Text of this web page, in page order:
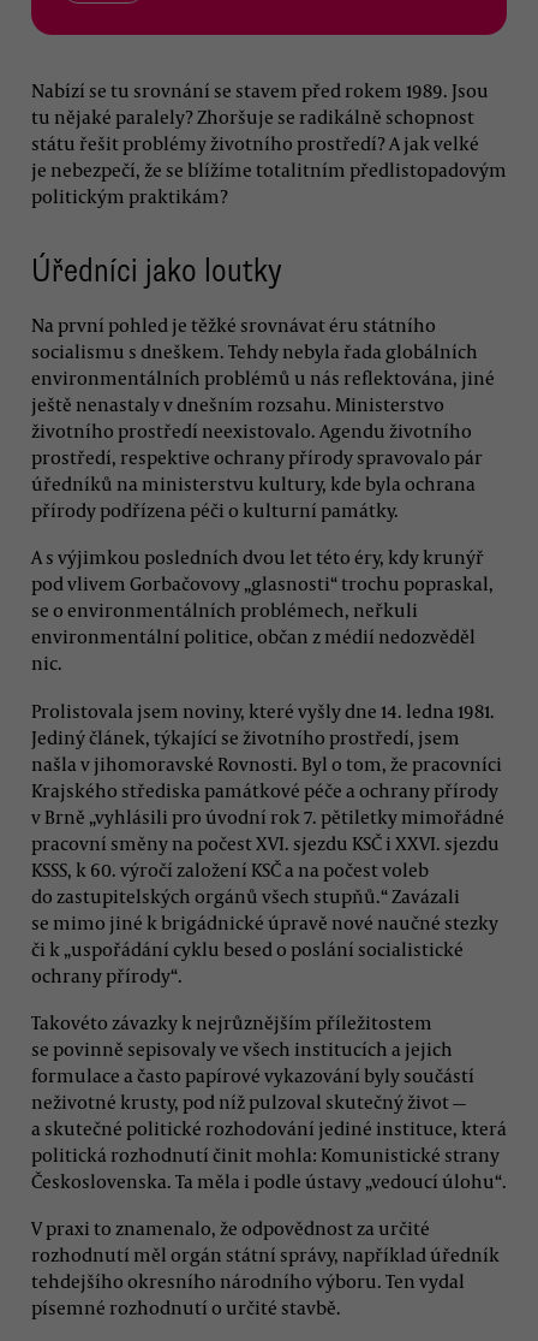
Nabízí se tu srovnání se stavem před rokem 1989. Jsou
tu nějaké paralely? Zhoršuje se radikálně schopnost
státu řešit problémy životního prostředí? A jak velké
je nebezpečí, že se blížíme totalitním předlistopadovým
politickým praktikám?
Úředníci jako loutky
Na první pohled je těžké srovnávat éru státního
socialismu s dneškem. Tehdy nebyla řada globálních
environmentálních problémů u nás reflektována, jiné
ještě nenastaly v dnešním rozsahu. Ministerstvo
životního prostředí neexistovalo. Agendu životního
prostředí, respektive ochrany přírody spravovalo pár
úředníků na ministerstvu kultury, kde byla ochrana
přírody podřízena péči o kulturní památky.
A s výjimkou posledních dvou let této éry, kdy krunýř
pod vlivem Gorbačovovy „glasnosti“ trochu popraskal,
se o environmentálních problémech, neřkuli
environmentální politice, občan z médií nedozvěděl
nic.
Prolistovala jsem noviny, které vyšly dne 14. ledna 1981.
Jediný článek, týkající se životního prostředí, jsem
našla v jihomoravské Rovnosti. Byl o tom, že pracovníci
Krajského střediska památkové péče a ochrany přírody
v Brně „vyhlásili pro úvodní rok 7. pětiletky mimořádné
pracovní směny na počest XVI. sjezdu KSČ i XXVI. sjezdu
KSSS, k 60. výročí založení KSČ a na počest voleb
do zastupitelských orgánů všech stupňů.“ Zavázali
se mimo jiné k brigádnické úpravě nové naučné stezky
či k „uspořádání cyklu besed o poslání socialistické
ochrany přírody“.
Takovéto závazky k nejrůznějším příležitostem
se povinně sepisovaly ve všech institucích a jejich
formulace a často papírové vykazování byly součástí
neživotné krusty, pod níž pulzoval skutečný život —
a skutečné politické rozhodování jediné instituce, která
politická rozhodnutí činit mohla: Komunistické strany
Československa. Ta měla i podle ústavy „vedoucí úlohu“.
V praxi to znamenalo, že odpovědnost za určité
rozhodnutí měl orgán státní správy, například úředník
tehdejšího okresního národního výboru. Ten vydal
písemné rozhodnutí o určité stavbě.